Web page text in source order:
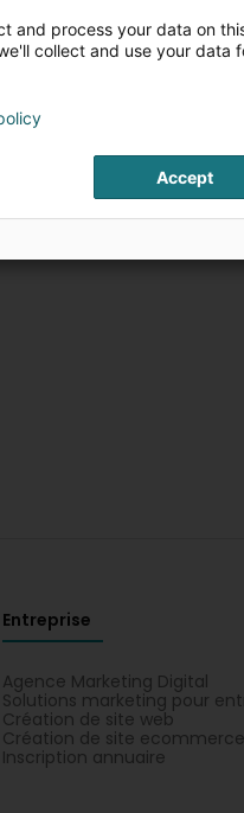
Entreprise
Agence Marketing Digital
Solutions marketing pour
Création de site web
Création de site ecommerce
Inscription annuaire
and process your data on
collect and use your data
Accept